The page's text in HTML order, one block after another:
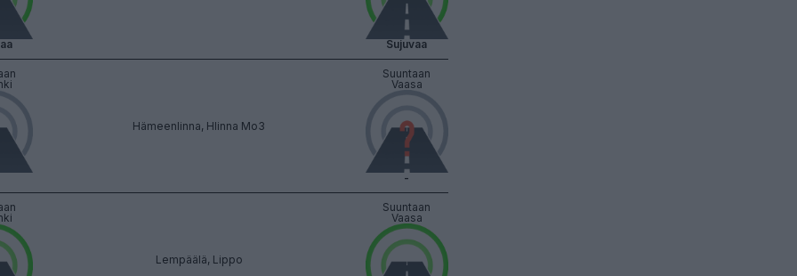
Sujuvaa
Hämeenlinna, Hlinna Mo3
Suuntaan
Vaasa
-
Lempäälä, Lippo
Suuntaan
Vaasa